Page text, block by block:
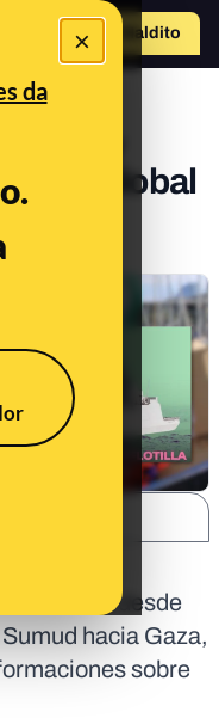
×
da
Hazte Maldito
a
y
Global
partiera desde
hacia Gaza,
sobre